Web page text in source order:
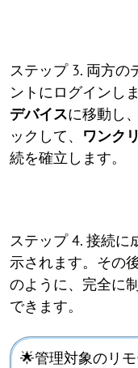
ステップ 3. 両方の
ントにログインし
デバイスに移動し
ックして、 ワンク
続を確立します。
ステップ 4. 接続に
示されます。その
のように、完全に
できます。
🌟管理対象のリモ